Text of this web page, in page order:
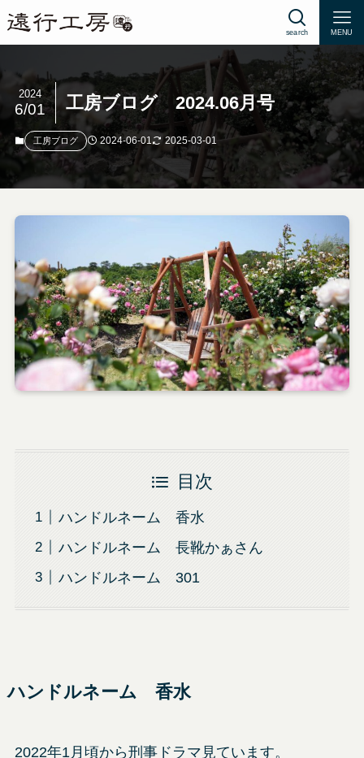
search MENU
工房ブログ 2024.06月号
2024
6/01
工房ブログ 2024-06-01 2025-03-01
目次
ハンドルネーム 香水
ハンドルネーム 長靴かぁさん
ハンドルネーム 301
ハンドルネーム 香水
2022年1月頃から刑事ドラマ見ています。